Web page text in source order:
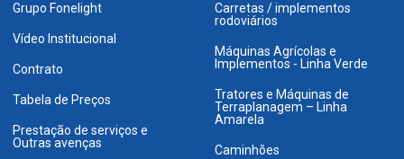
Grupo Fonelight
Vídeo Institucional
Contrato
Tabela de Preços
Prestação de serviços e
Outras avenças
Carretas / implementos
rodoviários
Máquinas Agrícolas e
Implementos - Linha Verde
Tratores e Máquinas de
Terraplanagem – Linha
Amarela
Caminhões